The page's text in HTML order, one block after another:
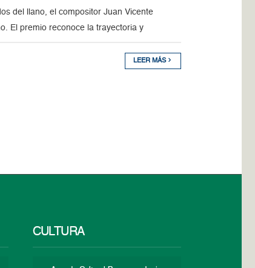
del llano, el compositor Juan Vicente
El premio reconoce la trayectoria y
LEER MÁS
CULTURA